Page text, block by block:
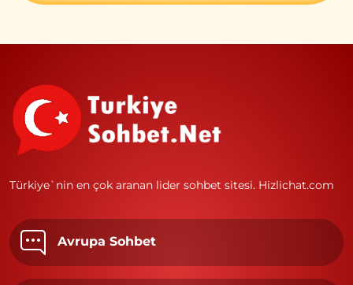
Türkiye`nin en çok aranan lider sohbet sitesi. Hizlichat.com
Avrupa Sohbet